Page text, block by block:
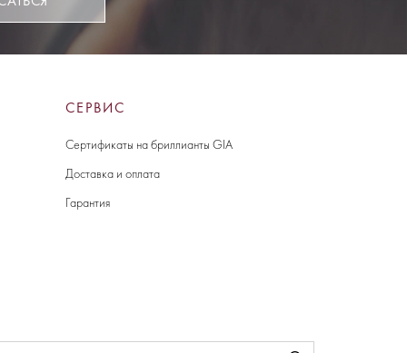
СЕРВИС
Сертификаты на бриллианты GIA
Доставка и оплата
Гарантия